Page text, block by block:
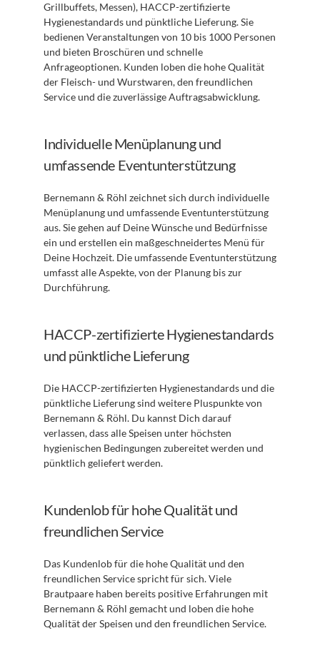
Grillbuffets, Messen), HACCP-zertifizierte
Hygienestandards und pünktliche Lieferung. Sie
bedienen Veranstaltungen von 10 bis 1000 Personen
und bieten Broschüren und schnelle
Anfrageoptionen. Kunden loben die hohe Qualität
der Fleisch- und Wurstwaren, den freundlichen
Service und die zuverlässige Auftragsabwicklung.
Individuelle Menüplanung und
umfassende Eventunterstützung
Bernemann & Röhl zeichnet sich durch individuelle
Menüplanung und umfassende Eventunterstützung
aus. Sie gehen auf Deine Wünsche und Bedürfnisse
ein und erstellen ein maßgeschneidertes Menü für
Deine Hochzeit. Die umfassende Eventunterstützung
umfasst alle Aspekte, von der Planung bis zur
Durchführung.
HACCP-zertifizierte Hygienestandards
und pünktliche Lieferung
Die HACCP-zertifizierten Hygienestandards und die
pünktliche Lieferung sind weitere Pluspunkte von
Bernemann & Röhl. Du kannst Dich darauf
verlassen, dass alle Speisen unter höchsten
hygienischen Bedingungen zubereitet werden und
pünktlich geliefert werden.
Kundenlob für hohe Qualität und
freundlichen Service
Das Kundenlob für die hohe Qualität und den
freundlichen Service spricht für sich. Viele
Brautpaare haben bereits positive Erfahrungen mit
Bernemann & Röhl gemacht und loben die hohe
Qualität der Speisen und den freundlichen Service.